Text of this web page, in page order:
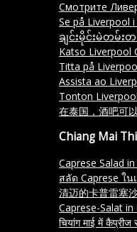
Смотрите
Se på Liverpool
ချင်းမိုင်းမဲတမ်းတင်
Katso Liverpool
Titta på
Assista ao
Tonton
在泰国，酒吧可
Chiang Mai
Caprese Salad
สลัด Caprese ใน
清迈的卡普雷塞
Caprese-Salat
चियांग माई में कैप्रीज